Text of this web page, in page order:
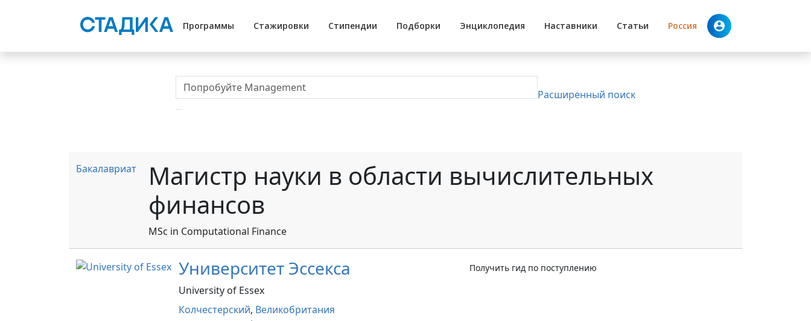
Программы Стажировки Стипендии Подборки Энциклопедия Наставники Статьи Россия
Расширенный поиск
Бакалавриат
Магистр науки в области вычислительных
финансов
MSc in Computational Finance
Университет Эссекса
University of Essex
Колчестерский, Великобритания
Получить гид по поступлению